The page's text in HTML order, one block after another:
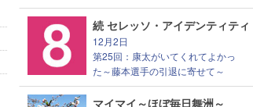
続 セレッソ・アイデンティティ
12月2日
第25回：康太がいてくれてよかっ
た～藤本選手の引退に寄せて～
マイマイ～ほぼ毎日舞洲～